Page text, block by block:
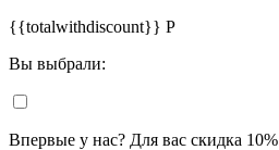
{{totalwithdiscount}} Р
Вы выбрали:
Впервые у нас? Для вас скидка 10%